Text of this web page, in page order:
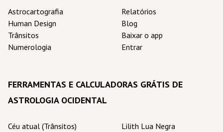
Astrocartografia
Human Design
Trânsitos
Numerologia
Relatórios
Blog
Baixar o app
Entrar
FERRAMENTAS E CALCULADORAS GRÁTIS DE
ASTROLOGIA OCIDENTAL
Céu atual (Trânsitos)
Lilith Lua Negra